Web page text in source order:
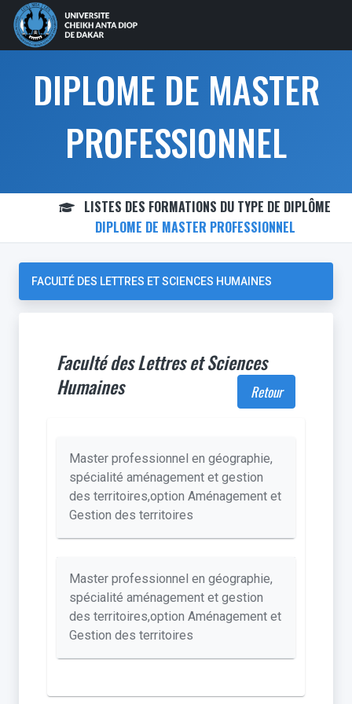
DIPLOME DE MASTER
PROFESSIONNEL
LISTES DES FORMATIONS DU TYPE DE DIPLÔME
DIPLOME DE MASTER PROFESSIONNEL
FACULTÉ DES LETTRES ET SCIENCES HUMAINES
Faculté des Lettres et Sciences
Humaines
Retour
Master professionnel en géographie,
spécialité aménagement et gestion
des territoires,option Aménagement et
Gestion des territoires
Master professionnel en géographie,
spécialité aménagement et gestion
des territoires,option Aménagement et
Gestion des territoires